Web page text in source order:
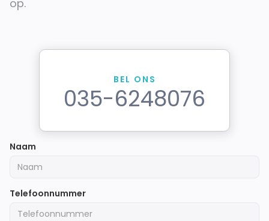
op.
BEL ONS
035-6248076
Naam
Telefoonnummer